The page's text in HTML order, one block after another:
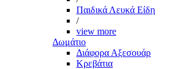
Παιδικά Λευκά Είδη
/
view more
Δωμάτιο
Διάφορα Αξεσουάρ
Κρεβάτια